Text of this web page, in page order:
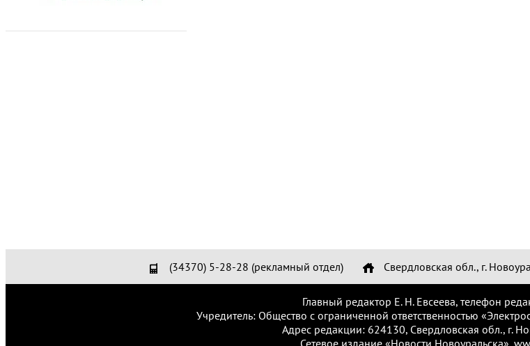
(34370) 5-28-28 (рекламный отдел) Свердловская обл., г.
Главный редактор Е. Н. Евсеева, телефон
Учредитель: Общество с ограниченной ответственностью
Адрес редакции: 624130, Свердловская обл., г.